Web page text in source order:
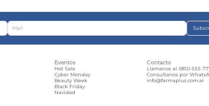
Eventos
Hot Sale
Cyber Monday
Beauty Week
Black Friday
Navidad
Contacto
Llamanos al 0810-555-
Consultanos por
info@farmaplus.com.ar